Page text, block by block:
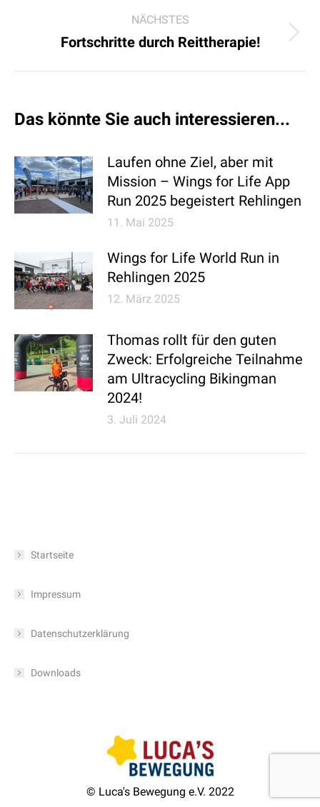
NÄCHSTES
Nächster
Fortschritte durch Reittherapie!
Das könnte Sie auch interessieren...
Laufen ohne Ziel, aber mit
Mission – Wings for Life App
Run 2025 begeistert Rehlingen
11. Mai 2025
Wings for Life World Run in
Rehlingen 2025
12. März 2025
Thomas rollt für den guten
Zweck: Erfolgreiche Teilnahme
am Ultracycling Bikingman
2024!
3. Juli 2024
Startseite
Impressum
Datenschutzerklärung
Downloads
© Luca's Bewegung e.V. 2022